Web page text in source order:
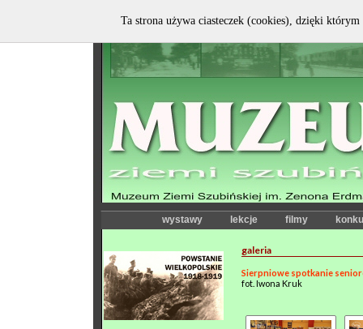
wystawy lekcje filmy
galeria
Sierpniowe spotkanie
fot. Iwona Kruk
Ta strona używa ciasteczek (cookies), dzięki